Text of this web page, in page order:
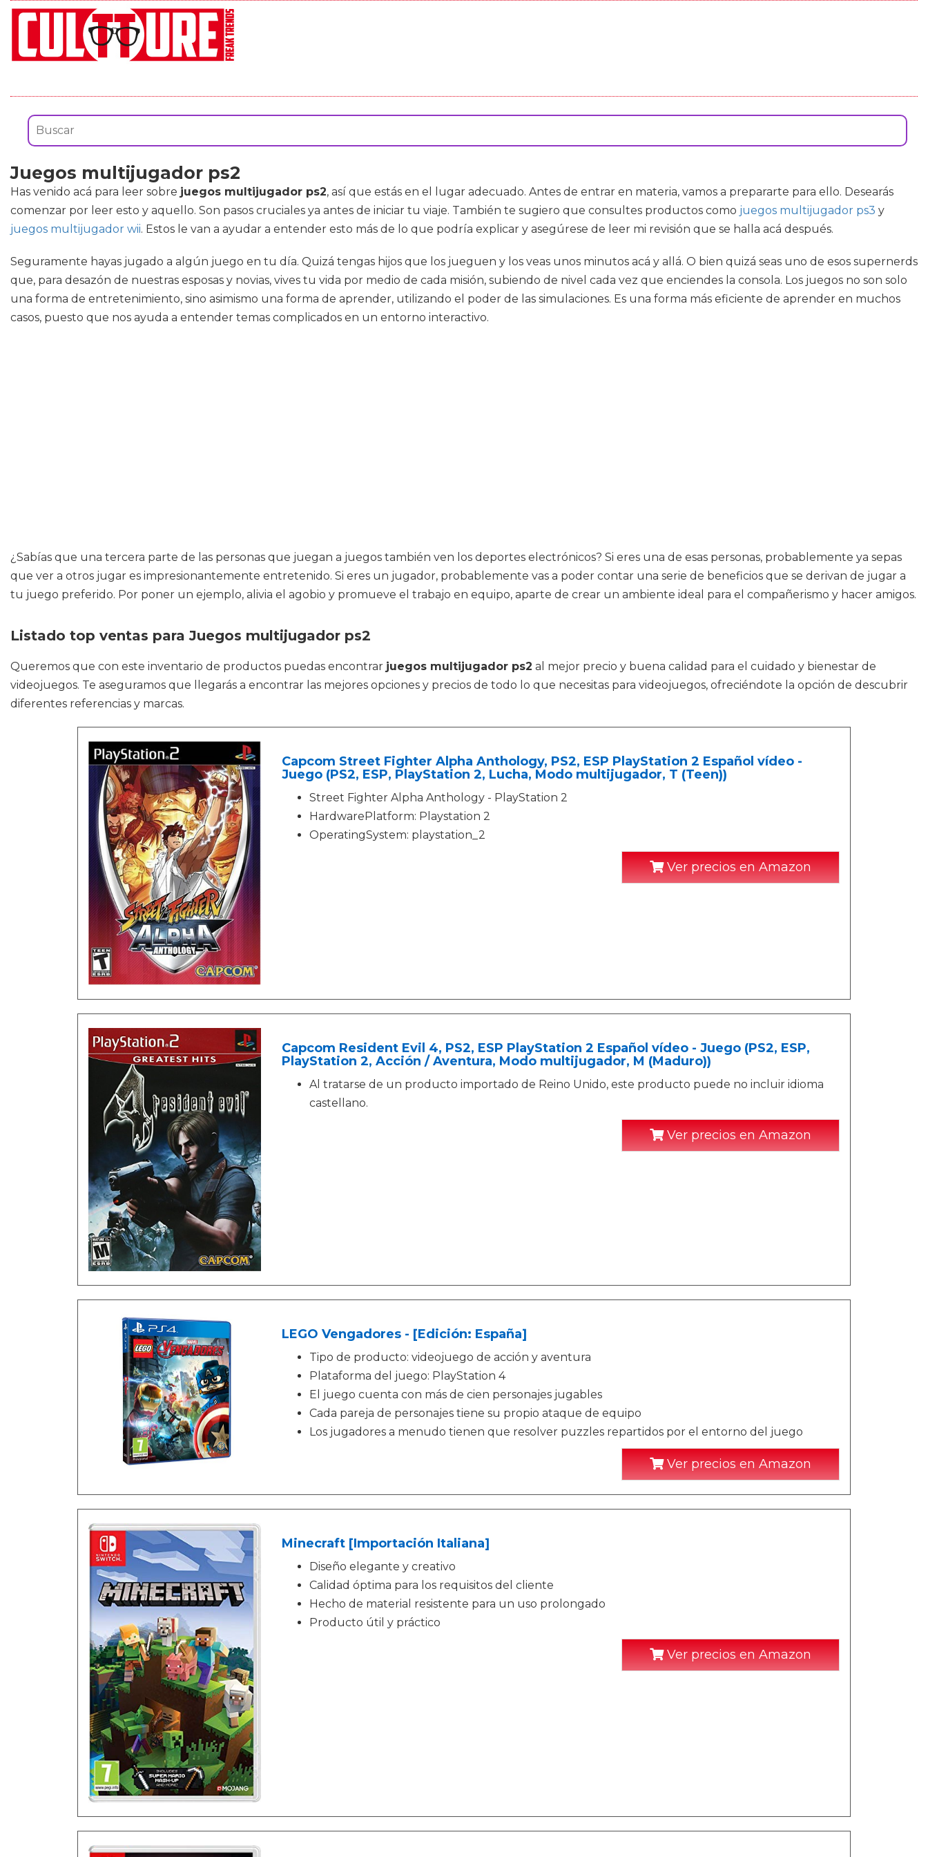
Juegos multijugador ps2
Has venido acá para leer sobre juegos multijugador ps2, así que estás en el lugar adecuado. Antes de entrar en materia, vamos a prepararte para ello. Desearás
comenzar por leer esto y aquello. Son pasos cruciales ya antes de iniciar tu viaje. También te sugiero que consultes productos como juegos multijugador ps3 y
juegos multijugador wii. Estos le van a ayudar a entender esto más de lo que podría explicar y asegúrese de leer mi revisión que se halla acá después.
Seguramente hayas jugado a algún juego en tu día. Quizá tengas hijos que los jueguen y los veas unos minutos acá y allá. O bien quizá seas uno de esos supernerds
que, para desazón de nuestras esposas y novias, vives tu vida por medio de cada misión, subiendo de nivel cada vez que enciendes la consola. Los juegos no son solo
una forma de entretenimiento, sino asimismo una forma de aprender, utilizando el poder de las simulaciones. Es una forma más eficiente de aprender en muchos
casos, puesto que nos ayuda a entender temas complicados en un entorno interactivo.
¿Sabías que una tercera parte de las personas que juegan a juegos también ven los deportes electrónicos? Si eres una de esas personas, probablemente ya sepas
que ver a otros jugar es impresionantemente entretenido. Si eres un jugador, probablemente vas a poder contar una serie de beneficios que se derivan de jugar a
tu juego preferido. Por poner un ejemplo, alivia el agobio y promueve el trabajo en equipo, aparte de crear un ambiente ideal para el compañerismo y hacer amigos.
Listado top ventas para Juegos multijugador ps2
Queremos que con este inventario de productos puedas encontrar juegos multijugador ps2 al mejor precio y buena calidad para el cuidado y bienestar de
videojuegos. Te aseguramos que llegarás a encontrar las mejores opciones y precios de todo lo que necesitas para videojuegos, ofreciéndote la opción de descubrir
diferentes referencias y marcas.
Capcom Street Fighter Alpha Anthology, PS2, ESP PlayStation 2 Español vídeo -
Juego (PS2, ESP, PlayStation 2, Lucha, Modo multijugador, T (Teen))
Street Fighter Alpha Anthology - PlayStation 2
HardwarePlatform: Playstation 2
OperatingSystem: playstation_2
Ver precios en Amazon
Capcom Resident Evil 4, PS2, ESP PlayStation 2 Español vídeo - Juego (PS2, ESP,
PlayStation 2, Acción / Aventura, Modo multijugador, M (Maduro))
Al tratarse de un producto importado de Reino Unido, este producto puede no incluir idioma
castellano.
Ver precios en Amazon
LEGO Vengadores - [Edición: España]
Tipo de producto: videojuego de acción y aventura
Plataforma del juego: PlayStation 4
El juego cuenta con más de cien personajes jugables
Cada pareja de personajes tiene su propio ataque de equipo
Los jugadores a menudo tienen que resolver puzzles repartidos por el entorno del juego
Ver precios en Amazon
Minecraft [Importación Italiana]
Diseño elegante y creativo
Calidad óptima para los requisitos del cliente
Hecho de material resistente para un uso prolongado
Producto útil y práctico
Ver precios en Amazon